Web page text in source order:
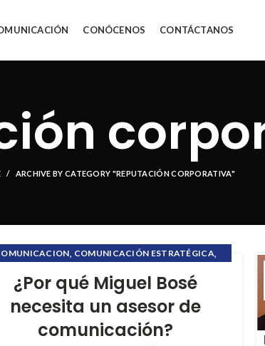
CONÓCENOS CONTÁCTANOS
ARCHIVE BY CATEGORY "REPUTACIÓN CORPORATIVA"
, COMUNICACIÓN ESTRATÉGICA,
ETHICCSMATTER,ETHICSMATTER,
FORMACION ONLINE,PL COMUNICACIÓN,
PROPÓSITO CORPORATIVO, PUBLIC RELATIONS
¿Por qué Miguel Bosé
necesita un asesor de
comunicación?